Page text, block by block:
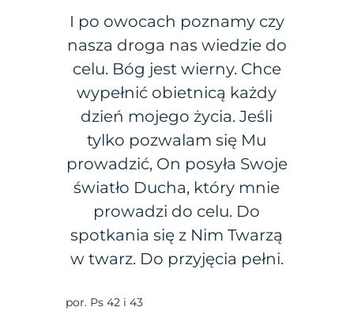
I po owocach poznamy czy
nasza droga nas wiedzie do
celu. Bóg jest wierny. Chce
wypełnić obietnicą każdy
dzień mojego życia. Jeśli
tylko pozwalam się Mu
prowadzić, On posyła Swoje
światło Ducha, który mnie
prowadzi do celu. Do
spotkania się z Nim Twarzą
w twarz. Do przyjęcia pełni.
por. Ps 42 i 43